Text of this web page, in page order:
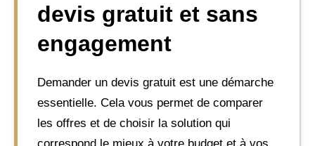
devis gratuit et sans
engagement
Demander un devis gratuit est une démarche
essentielle. Cela vous permet de comparer
les offres et de choisir la solution qui
correspond le mieux à votre budget et à vos